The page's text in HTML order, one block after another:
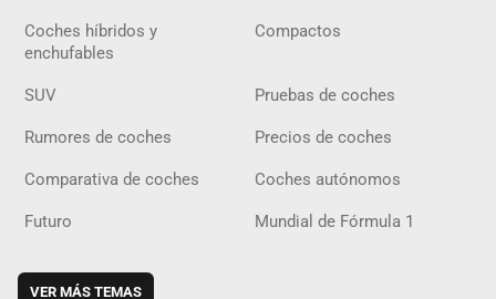
Coches híbridos y
enchufables
Compactos
SUV Pruebas de coches
Rumores de coches Precios de coches
Comparativa de coches Coches autónomos
Futuro Mundial de Fórmula 1
VER MÁS TEMAS